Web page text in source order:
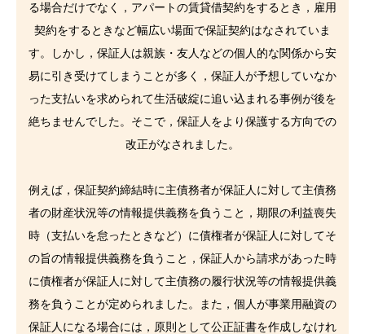
る場合だけでなく，アパートの賃貸借契約をするとき，雇用
契約をするときなど幅広い場面で保証契約はなされていま
す。しかし，保証人は親族・友人などの個人的な関係から安
易に引き受けてしまうことが多く，保証人が予想していなか
った支払いを求められて生活破綻に追い込まれる事例が後を
絶ちませんでした。そこで，保証人をより保護する方向での
改正がなされました。
例えば，保証契約締結時に主債務者が保証人に対して主債務
者の財産状況等の情報提供義務を負うこと，期限の利益喪失
時（支払いを怠ったときなど）に債権者が保証人に対してそ
の旨の情報提供義務を負うこと，保証人から請求があった時
に債権者が保証人に対して主債務の履行状況等の情報提供義
務を負うことが定められました。また，個人が事業用融資の
保証人になる場合には，原則として公正証書を作成しなけれ